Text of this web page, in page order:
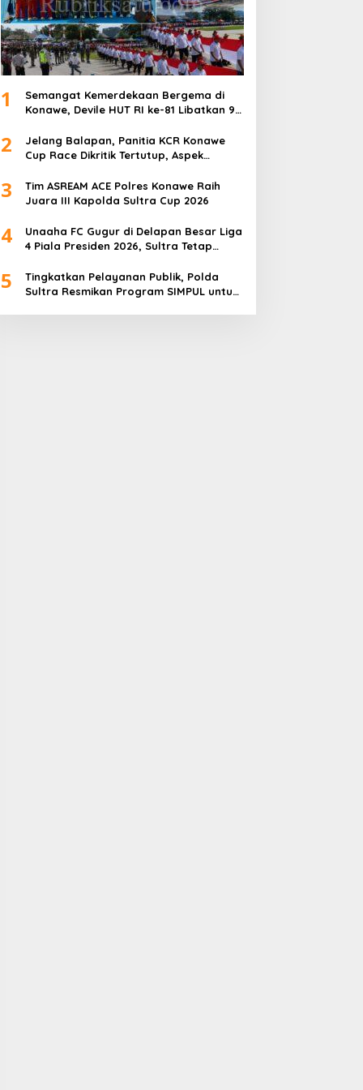
1
Semangat Kemerdekaan Bergema di
Konawe, Devile HUT RI ke-81 Libatkan 98
2
Jelang Balapan, Panitia KCR Konawe
Cup Race Dikritik Tertutup, Aspek
3
Tim ASREAM ACE Polres Konawe Raih
Juara III Kapolda Sultra Cup 2026
4
Unaaha FC Gugur di Delapan Besar Liga
4 Piala Presiden 2026, Sultra Tetap
5
Tingkatkan Pelayanan Publik, Polda
Sultra Resmikan Program SIMPUL untuk